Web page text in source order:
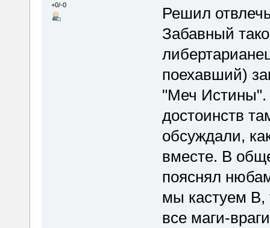
+0/-0
Решил
Забавный
поехавший)
"Меч Истины".
достоинств
обсуждали,
вместе. В
пояснял
мы кастуем B,
все маги-